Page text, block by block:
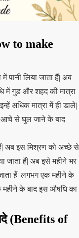
to make
पानी लिया जाता हैं| अब
में गुड और शहद की मात्रा
अधिक मात्रा में ही डाले|
आचे से घुल जाने के बाद
अब इस मिश्रण को अच्छे से
जाता हैं| अब इसे महीने भर
हैं| लगभग एक महीने के
महीने के बाद इस औषधि का
(Benefits of